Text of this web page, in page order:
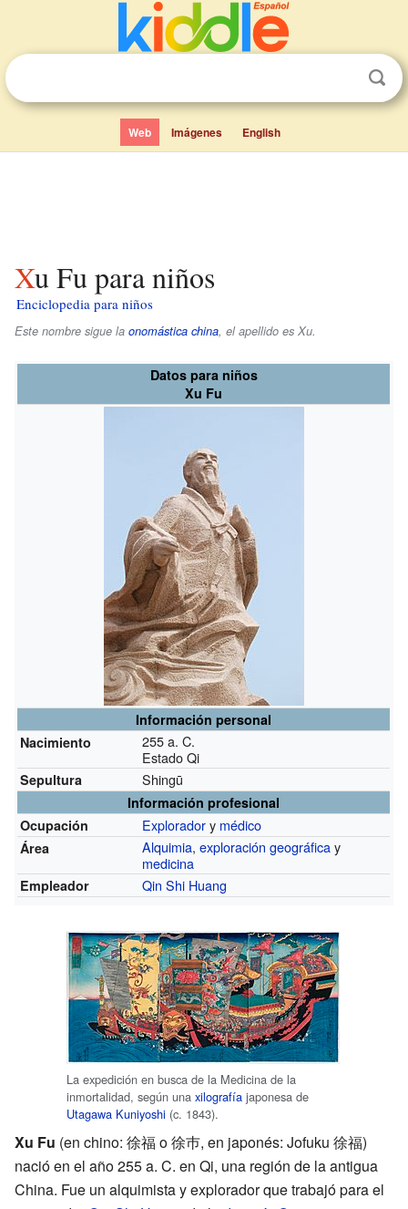
Web Imágenes English
Xu Fu para niños
Enciclopedia para niños
Este nombre sigue la onomástica china, el apellido es Xu.
Datos para niños
Xu Fu
Información personal
Nacimiento
255 a. C.
Estado Qi
Sepultura Shingū
Información profesional
Ocupación
Exploradory médico
Área Alquimia,exploración geográficay
medicina
Empleador Qin Shi Huang
La expedición en busca de la Medicina de la
inmortalidad, según una xilografía japonesa de
Utagawa Kuniyoshi (c. 1843).
Xu Fu (en chino: 徐福 o 徐巿, en japonés: Jofuku 徐福)
nació en el año 255 a. C. en Qi, una región de la antigua
China. Fue un alquimista y explorador que trabajó para el